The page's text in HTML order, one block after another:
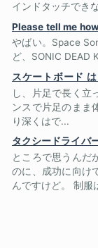
インドタッチでき
Please tell me
やばい。Space
ど、SONIC DEAD
スケートボード
し、片足で長く立
ンスで片足のまま
り深くはで...
タクシードライバ
ところで思うんだ
のに、成功に向け
んですけど。 制服